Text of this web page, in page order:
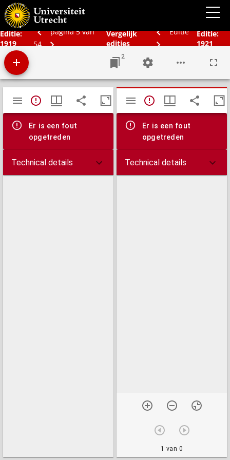
Editie:
1919
pagina 5 van
54
Vergelijk
edities
Editie
Editie:
1921
Bos' schoolatlas der geheele aarde.
2
Mirador
viewer
TypeError: Failed to fetch
Er is een fout
opgetreden
Technical details
TypeError:
Er is een fout
opgetreden
Technical details
1 van 0